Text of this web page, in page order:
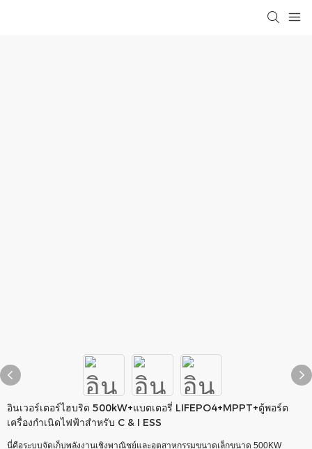
อินเวอร์เตอร์ไฮบริด 500kW+แบตเตอรี่ LIFEPO4+MPPT+ตู้พอร์ต
เครื่องกำเนิดไฟฟ้าสำหรับ C & I ESS
นี่คือระบบจัดเก็บพลังงานเชิงพาณิชย์และอุตสาหกรรมขนาดเล็กขนาด 500KW